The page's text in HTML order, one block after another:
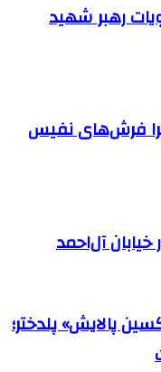
رهبر شهید
چرا فرش‌های نفیس
خیابان آل‌احمد
پالایش» پلدختر؛